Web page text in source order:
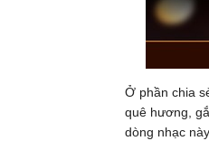
Ở phần chia
quê hương,
dòng nhạc